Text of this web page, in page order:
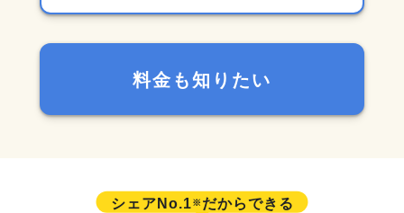
料金も知りたい
シェアNo.1※ だからできる